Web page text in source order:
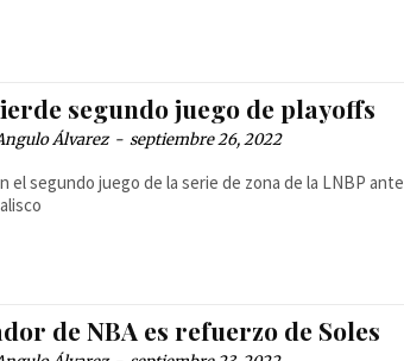
segundo juego de playoffs
Álvarez - septiembre 26, 2022
el segundo juego de la serie de zona de la LNBP ante
de NBA es refuerzo de Soles